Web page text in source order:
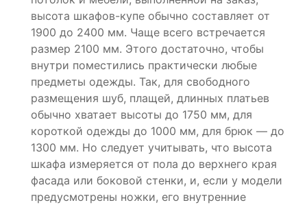
высота шкафов-купе обычно составляет от
1900 до 2400 мм. Чаще всего встречается
размер 2100 мм. Этого достаточно, чтобы
внутри поместились практически любые
предметы одежды. Так, для свободного
размещения шуб, плащей, длинных платьев
обычно хватает высоты до 1750 мм, для
короткой одежды до 1000 мм, для брюк — до
1300 мм. Но следует учитывать, что высота
шкафа измеряется от пола до верхнего края
фасада или боковой стенки, и, если у модели
предусмотрены ножки, его внутренние